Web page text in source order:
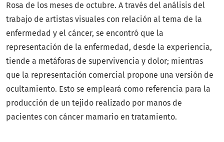
Rosa de los meses de octubre. A través del análisis del
trabajo de artistas visuales con relación al tema de la
enfermedad y el cáncer, se encontró que la
representación de la enfermedad, desde la experiencia,
tiende a metáforas de supervivencia y dolor; mientras
que la representación comercial propone una versión de
ocultamiento. Esto se empleará como referencia para la
producción de un tejido realizado por manos de
pacientes con cáncer mamario en tratamiento.